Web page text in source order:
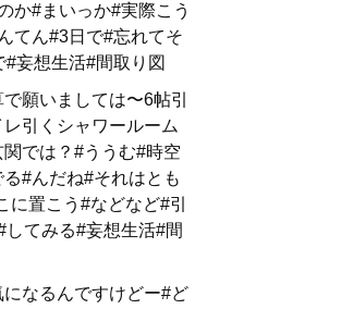
か#まいっか#実際こう
てん#3日で#忘れてそ
#妄想生活#間取り図
で願いましては〜6帖引
レ引くシャワールーム
関では？#ううむ#時空
る#んだね#それはとも
に置こう#などなど#引
してみる#妄想生活#間
になるんですけどー#ど